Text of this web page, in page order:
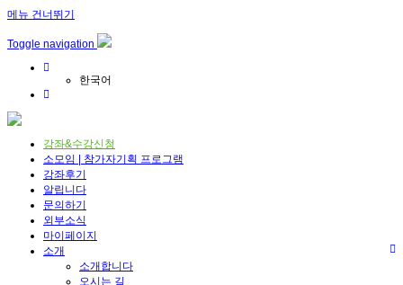
메뉴 건너뛰기
Toggle navigation
한국어
강좌&수강신청
소모임 | 참가자기획 프로그램
강좌후기
알립니다
문의하기
외부소식
마이페이지
소개
소개합니다
오시는 길